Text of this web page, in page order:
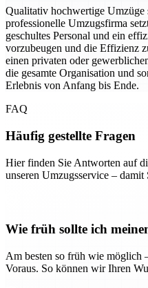
Qualitativ hochwertige Umzüge
professionelle Umzugsfirma
geschultes Personal und ein
vorzubeugen und die Effizienz
einen privaten oder
die gesamte Organisation und
Erlebnis von Anfang bis Ende.
FAQ
Häufig gestellte Fragen
Hier finden Sie Antworten auf
unseren Umzugsservice – damit
Wie früh sollte ich
Am besten so früh wie möglich
Voraus. So können wir Ihren